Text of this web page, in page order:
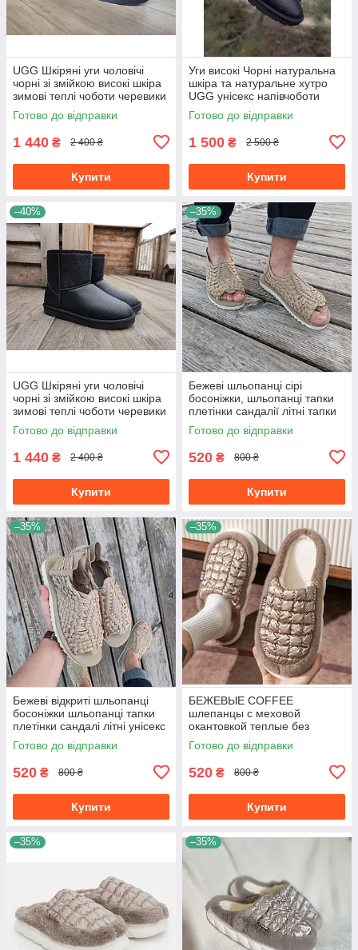
UGG Шкіряні уги чоловічі
чорні зі змійкою високі шкіра
зимові теплі чоботи черевики
Готово до відправки
1 440 ₴ 2 400 ₴
Купити
Уги високі Чорні натуральна
шкіра та натуральне хутро
UGG унісекс напівчоботи
великі розміри Зима
Готово до відправки
1 500 ₴ 2 500 ₴
Купити
–40%
UGG Шкіряні уги чоловічі
чорні зі змійкою високі шкіра
зимові теплі чоботи черевики
Готово до відправки
1 440 ₴ 2 400 ₴
Купити
–35%
Бежеві шльопанці сірі
босоніжки, шльопанці тапки
плетінки сандалії літні тапки
Готово до відправки
520 ₴ 800 ₴
Купити
–35%
Бежеві відкриті шльопанці
босоніжки шльопанці тапки
плетінки сандалі літні унісекс
2023
Готово до відправки
520 ₴ 800 ₴
Купити
–35%
БЕЖЕВЫЕ COFFEE
шлепанцы с меховой
окантовкой теплые без
задника зимние тапочки
унисекс
Готово до відправки
520 ₴ 800 ₴
Купити
–35% –35%